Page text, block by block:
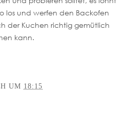
los und werfen den Backofen
der Kuchen richtig gemütlich
kann.
UM 18:15